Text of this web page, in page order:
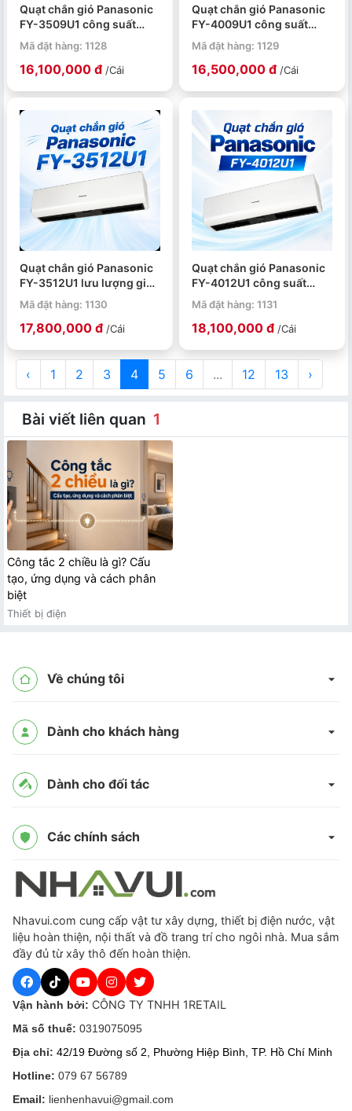
Quạt chắn gió Panasonic
FY-3509U1 công suất
95W/85W lưu lượng gió
1150/1000 CMH
Mã đặt hàng: 1128
16,100,000 đ /Cái
Quạt chắn gió Panasonic
FY-4009U1 công suất
110W/94W dùng cho cửa
ra vào
Mã đặt hàng: 1129
16,500,000 đ /Cái
Quạt chắn gió Panasonic
FY-3512U1 lưu lượng gió
1550/1300 CMH
Mã đặt hàng: 1130
17,800,000 đ /Cái
Quạt chắn gió Panasonic
FY-4012U1 công suất
126W/105W dùng cho
không gian thương mại
Mã đặt hàng: 1131
18,100,000 đ /Cái
‹ 1 2 3 4 5 6 ... 12 13 ›
Bài viết liên quan 1
Công tắc 2 chiều là gì? Cấu
tạo, ứng dụng và cách phân
biệt
Thiết bị điện
Về chúng tôi
Dành cho khách hàng
Dành cho đối tác
Các chính sách
Nhavui.com cung cấp vật tư xây dựng, thiết bị điện nước, vật
liệu hoàn thiện, nội thất và đồ trang trí cho ngôi nhà. Mua sắm
đầy đủ từ xây thô đến hoàn thiện.
Vận hành bởi: CÔNG TY TNHH 1RETAIL
Mã số thuế: 0319075095
Địa chỉ: 42/19 Đường số 2, Phường Hiệp Bình, TP. Hồ Chí Minh
Hotline: 079 67 56789
Email: lienhenhavui@gmail.com